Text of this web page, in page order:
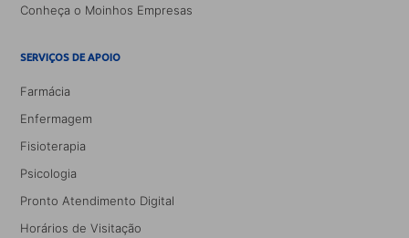
Conheça o Moinhos Empresas
SERVIÇOS DE APOIO
Farmácia
Enfermagem
Fisioterapia
Psicologia
Pronto Atendimento Digital
Horários de Visitação